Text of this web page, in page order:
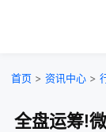
首页 > 资讯中心 >
全盘运筹!